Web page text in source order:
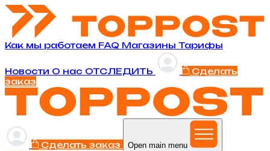
Как мы работаем FAQ Магазины Тарифы
Новости O нас ОТСЛЕДИТЬ
Сделать
заказ
Сделать заказ Open main menu